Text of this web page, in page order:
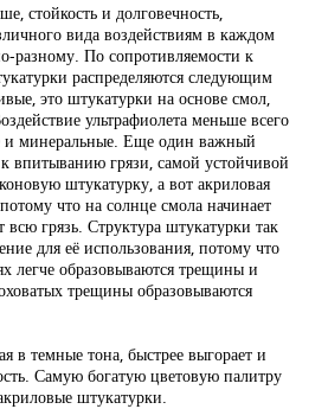
стойкость и долговечность,
вида воздействиям в каждом
разному. По сопротивляемости к
распределяются следующим
это штукатурки на основе смол,
ультрафиолета меньше всего
и минеральные. Еще один важный
впитыванию грязи, самой устойчивой
штукатурку, а вот акриловая
что на солнце смола начинает
всю грязь. Структура штукатурки так
для её использования, потому что
легче образовываются трещины и
трещины образовываются
в темные тона, быстрее выгорает и
Самую богатую цветовую палитру
штукатурки.